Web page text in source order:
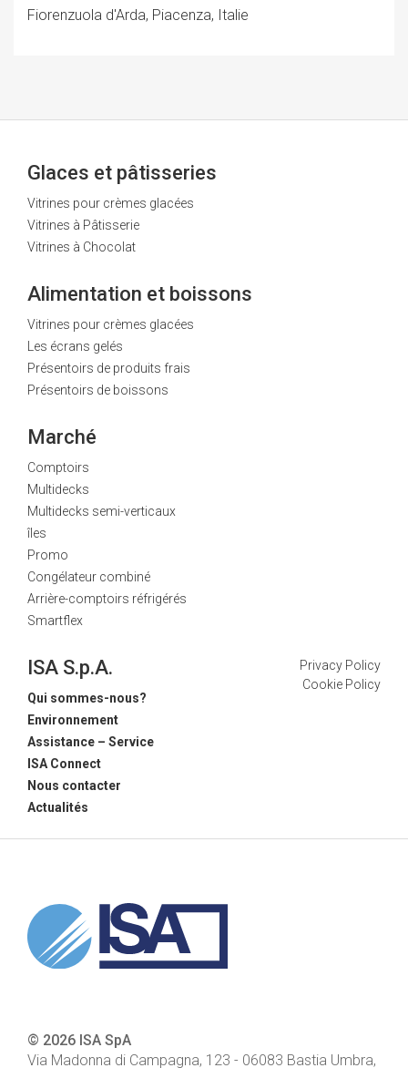
Fiorenzuola d'Arda, Piacenza, Italie
Glaces et pâtisseries
Vitrines pour crèmes glacées
Vitrines à Pâtisserie
Vitrines à Chocolat
Alimentation et boissons
Vitrines pour crèmes glacées
Les écrans gelés
Présentoirs de produits frais
Présentoirs de boissons
Marché
Comptoirs
Multidecks
Multidecks semi-verticaux
îles
Promo
Congélateur combiné
Arrière-comptoirs réfrigérés
Smartflex
ISA S.p.A.
Qui sommes-nous?
Environnement
Assistance – Service
ISA Connect
Nous contacter
Actualités
Privacy Policy
Cookie Policy
© 2026 ISA SpA
Via Madonna di Campagna, 123 - 06083 Bastia Umbra,